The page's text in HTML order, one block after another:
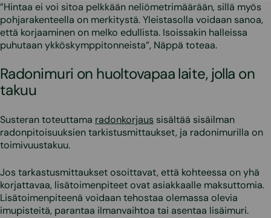
”Hintaa ei voi sitoa pelkkään neliömetrimäärään, sillä myös
pohjarakenteella on merkitystä. Yleistasolla voidaan sanoa,
että korjaaminen on melko edullista. Isoissakin halleissa
puhutaan ykköskymppitonneista”, Näppä toteaa.
Radonimuri on huoltovapaa laite, jolla on
takuu
Susteran toteuttama radonkorjaus sisältää sisäilman
radonpitoisuuksien tarkistusmittaukset, ja radonimurilla on
toimivuustakuu.
Jos tarkastusmittaukset osoittavat, että kohteessa on yhä
korjattavaa, lisätoimenpiteet ovat asiakkaalle maksuttomia.
Lisätoimenpiteenä voidaan tehostaa olemassa olevia
imupisteitä, parantaa ilmanvaihtoa tai asentaa lisäimuri.